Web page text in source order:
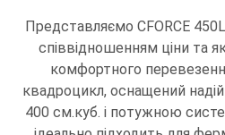
Представляємо CFORCE
співвідношенням ціни та
комфортного
квадроцикл, оснащений
400 см.куб. і потужною